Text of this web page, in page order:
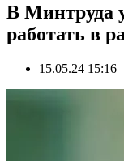
В Минтруда
работать в
15.05.24 15:16